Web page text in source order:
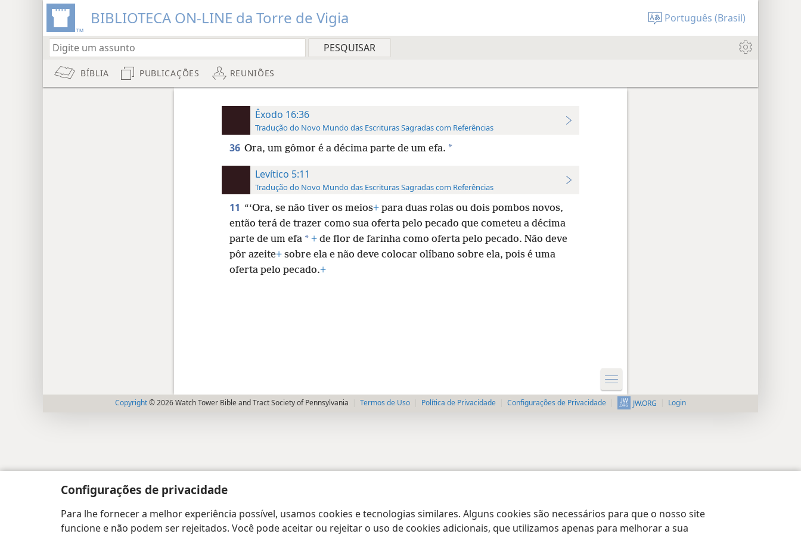
Configurações de privacidade
Para lhe fornecer a melhor experiência possível, usamos cookies e tecnologias similares. Alguns cookies são necessários para que o nosso site
funcione e não podem ser rejeitados. Você pode aceitar ou rejeitar o uso de cookies adicionais, que utilizamos apenas para melhorar a sua
BIBLIOTECA ON-LINE da Torre de Vigia Português (Brasil)
BÍBLIA PUBLICAÇÕES REUNIÕES
Êxodo 16:36
Tradução do Novo Mundo das Escrituras Sagradas com Referências
36 Ora, um gômor é a décima parte de um efa. *
Levítico 5:11
Tradução do Novo Mundo das Escrituras Sagradas com Referências
11 “‘Ora, se não tiver os meios+para duas rolas ou dois pombos novos,
então terá de trazer como sua oferta pelo pecado que cometeu a décima
parte de um efa * +de flor de farinha como oferta pelo pecado. Não deve
pôr azeite+sobre ela e não deve colocar olíbano sobre ela, pois é uma
oferta pelo pecado.+
Copyright© 2026 Watch Tower Bible and Tract Society of Pennsylvania Termos de Uso Política de Privacidade Configurações de Privacidade JW.ORG Login